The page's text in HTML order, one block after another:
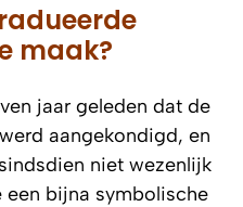
maak?
jaar geleden dat de
aangekondigd, en
niet wezenlijk
bijna symbolische